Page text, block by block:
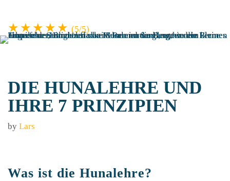
★★★★★ (5/5)
DIE HUNALEHRE UND
IHRE 7 PRINZIPIEN
by Lars
Was ist die Hunalehre?